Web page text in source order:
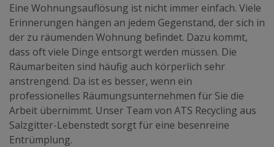
Eine Wohnungsauflösung ist nicht immer einfach. Viele
Erinnerungen hängen an jedem Gegenstand, der sich in
der zu räumenden Wohnung befindet. Dazu kommt,
dass oft viele Dinge entsorgt werden müssen. Die
Räumarbeiten sind häufig auch körperlich sehr
anstrengend. Da ist es besser, wenn ein
professionelles Räumungsunternehmen für Sie die
Arbeit übernimmt. Unser Team von ATS Recycling aus
Salzgitter-Lebenstedt sorgt für eine besenreine
Entrümplung.